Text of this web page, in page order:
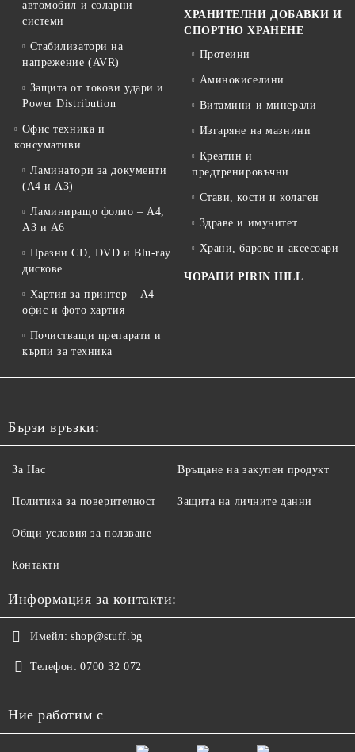
автомобил и соларни
системи
Стабилизатори на
напрежение (AVR)
Защита от токови удари и
Power Distribution
Офис техника и
консумативи
Ламинатори за документи
(A4 и A3)
Ламиниращо фолио – A4,
A3 и A6
Празни CD, DVD и Blu-ray
дискове
Хартия за принтер – A4
офис и фото хартия
Почистващи препарати и
кърпи за техника
ХРАНИТЕЛНИ ДОБАВКИ И
СПОРТНО ХРАНЕНЕ
Протеини
Аминокиселини
Витамини и минерали
Изгаряне на мазнини
Креатин и
предтренировъчни
Стави, кости и колаген
Здраве и имунитет
Храни, барове и аксесоари
ЧОРАПИ PIRIN HILL
Бързи връзки:
За Нас
Политика за поверителност
Общи условия за ползване
Контакти
Връщане на закупен продукт
Защита на личните данни
Информация за контакти:
Имейл: shop@stuff.bg
Телефон: 0700 32 072
Ние работим с